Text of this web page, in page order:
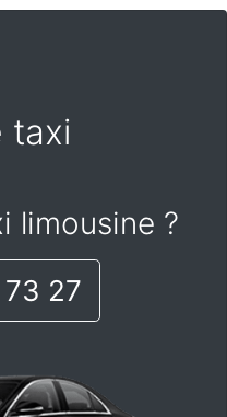
taxi
limousine ?
27